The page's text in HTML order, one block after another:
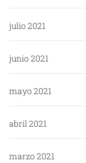
julio 2021
junio 2021
mayo 2021
abril 2021
marzo 2021